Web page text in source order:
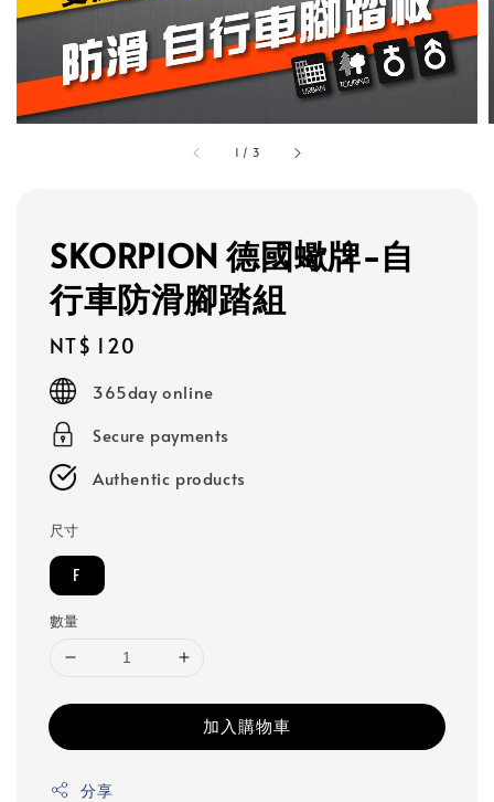
1 / 3
SKORPION 德國蠍牌-自
行車防滑腳踏組
Regular
price
NT$ 120
365day online
Secure payments
Authentic products
尺寸
F
數量
加入購物車
分享